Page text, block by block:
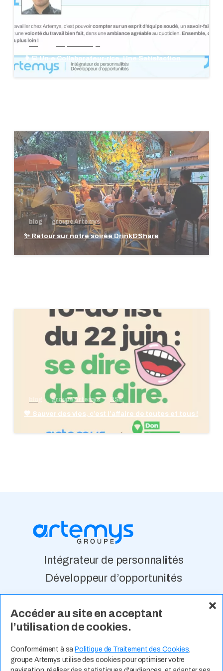
Accéder au site en acceptant
l’utilisation de cookies.
Conformément à sa Politique de Traitement des Cookies,
groupe Artemys utilise des cookies pour optimiser votre
blog
👩‍💻 Un·e Collaborateur·rice, Une Satisfaction
blog groupe Artemys
✨ Retour sur notre soirée Drink&Share
groupe Artemys RSE
💙 Sauver des vies, c’est l’affaire de toutes et tous !
Intégrateur de personnal ités
Développeur d’opportunités
À Propos Nos Valeurs Actualité
Contact Expertises Métiers
Espace Talents Offres d’Emploi
Candidature Spontanée